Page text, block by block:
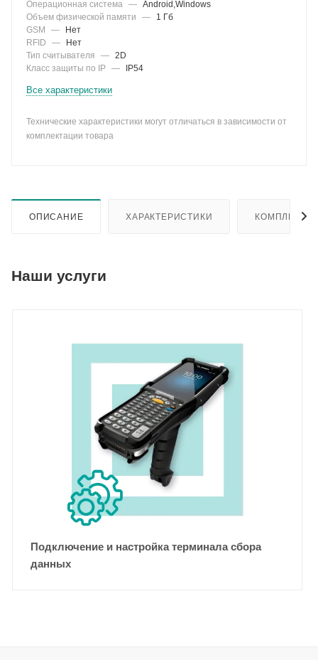
Операционная система — Android,Windows
Объем физической памяти
—
1 Гб
GSM
—
Нет
RFID
—
Нет
Тип считывателя
— 2D
Класс защиты по IP — IP54
Все характеристики
Технические характеристики могут отличаться в зависимости от
комплектации товара
ОПИСАНИЕ ХАРАКТЕРИСТИКИ
Наши услуги
Подключение и настройка терминала сбора
данных